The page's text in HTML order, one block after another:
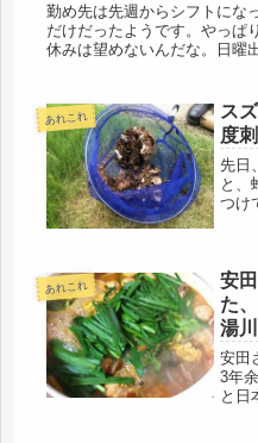
勤め先は先週からシフトにな
だけだったようです。やっぱ
休みは望めないんだな。日曜
あれこれ
ス
度
先日
と、
つけ
それ
の壁
あれこれ
安
た
湯
安田
3年
と日